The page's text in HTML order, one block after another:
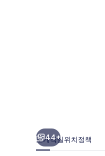
44+
소개객실위치정책